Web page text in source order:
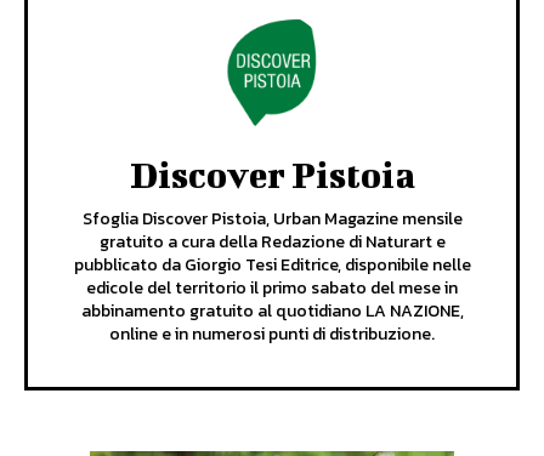
Discover Pistoia
Sfoglia Discover Pistoia, Urban Magazine mensile
gratuito a cura della Redazione di Naturart e
pubblicato da Giorgio Tesi Editrice, disponibile nelle
edicole del territorio il primo sabato del mese in
abbinamento gratuito al quotidiano LA NAZIONE,
online e in numerosi punti di distribuzione.